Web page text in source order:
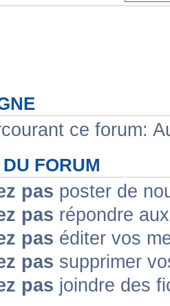
ce forum:
FORUM
pas poster de
pas répondre
pas éditer vos
pas supprimer
pas joindre des